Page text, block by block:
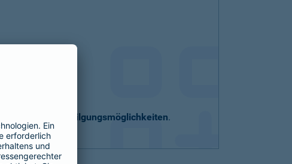
Sondertilgungsmöglichkeiten.